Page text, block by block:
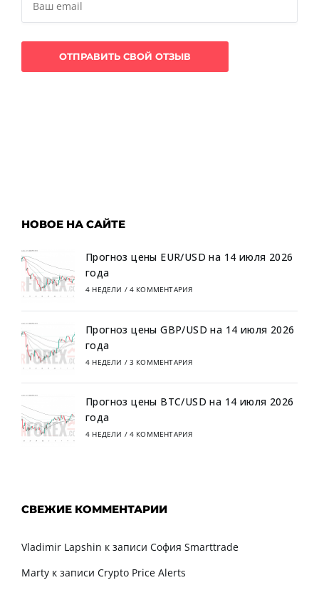
НОВОЕ НА САЙТЕ
Прогноз цены EUR/USD на 14 июля 2026
года
4 НЕДЕЛИ / 4 КОММЕНТАРИЯ
Прогноз цены GBP/USD на 14 июля 2026
года
4 НЕДЕЛИ / 3 КОММЕНТАРИЯ
Прогноз цены BTC/USD на 14 июля 2026
года
4 НЕДЕЛИ / 4 КОММЕНТАРИЯ
СВЕЖИЕ КОММЕНТАРИИ
Vladimir Lapshin к записи София Smarttrade
Marty к записи Crypto Price Alerts